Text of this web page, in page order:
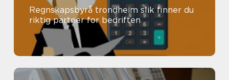
Regnskapsbyrå trondheim slik finner du
riktig partner for bedriften